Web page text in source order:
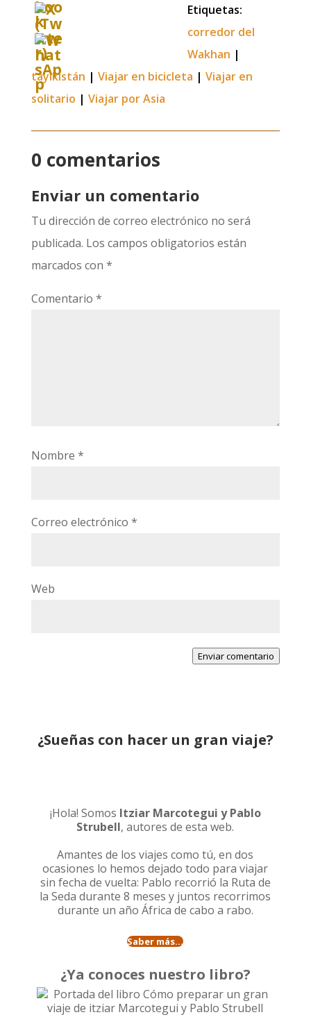
Etiquetas:
corredor del
Wakhan |
tayikistán | Viajar en bicicleta | Viajar en
solitario | Viajar por Asia
0 comentarios
Enviar un comentario
Tu dirección de correo electrónico no será
publicada. Los campos obligatorios están
marcados con *
Comentario *
Nombre *
Correo electrónico *
Web
Enviar comentario
¿Sueñas con hacer un gran viaje?
¡Hola! Somos Itziar Marcotegui y Pablo
Strubell, autores de esta web.
Amantes de los viajes como tú, en dos
ocasiones lo hemos dejado todo para viajar
sin fecha de vuelta: Pablo recorrió la Ruta de
la Seda durante 8 meses y juntos recorrimos
durante un año África de cabo a rabo.
Saber más...
¿Ya conoces nuestro libro?